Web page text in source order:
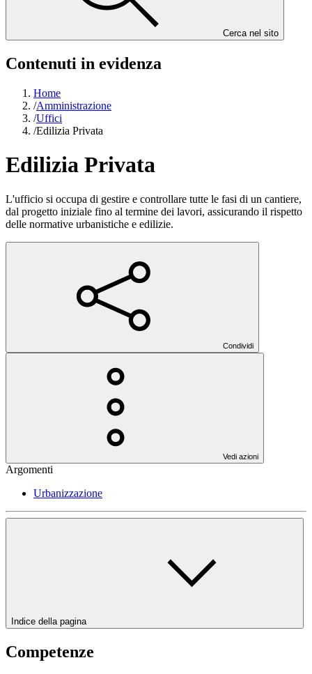
Cerca nel sito
Contenuti in evidenza
Home
/Amministrazione
/Uffici
/Edilizia Privata
Edilizia Privata
L'ufficio si occupa di gestire e controllare tutte le fasi di un cantiere,
dal progetto iniziale fino al termine dei lavori, assicurando il rispetto
delle normative urbanistiche e edilizie.
Condividi
Vedi azioni
Argomenti
Urbanizzazione
Indice della pagina
Competenze